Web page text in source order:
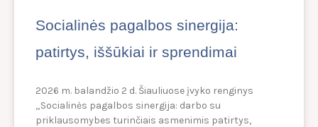
Socialinės pagalbos sinergija:
patirtys, iššūkiai ir sprendimai
2026 m. balandžio 2 d. Šiauliuose įvyko renginys
„Socialinės pagalbos sinergija: darbo su
priklausomybes turinčiais asmenimis patirtys,